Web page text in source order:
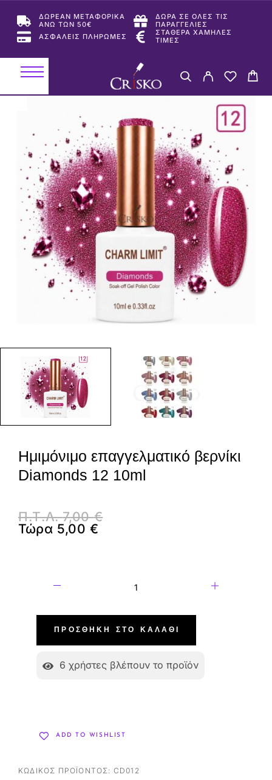
ΔΩΡΕΑΝ ΜΕΤΑΦΟΡΙΚΑ
ΑΝΩ ΤΩΝ 50€
ΔΩΡΑ ΣΕ ΟΛΕΣ ΤΙΣ
ΠΑΡΑΓΓΕΛΙΕΣ
ΑΣΦΑΛΕΙΣ ΠΛΗΡΩΜΕΣ
ΣΤΑΘΕΡΑ ΧΑΜΗΛΕΣ
ΤΙΜΕΣ
Ημιμόνιμο επαγγελματικό βερνίκι
Diamonds 12 10ml
Π.Τ.Λ.7,00€
Τώρα 5,00€
ΠΡΟΣΘΉΚΗ ΣΤΟ ΚΑΛΆΘΙ
6 χρήστες βλέπουν το προϊόν
ADD TO WISHLIST
ΚΩΔΙΚΌΣ ΠΡΟΪΌΝΤΟΣ: CD012